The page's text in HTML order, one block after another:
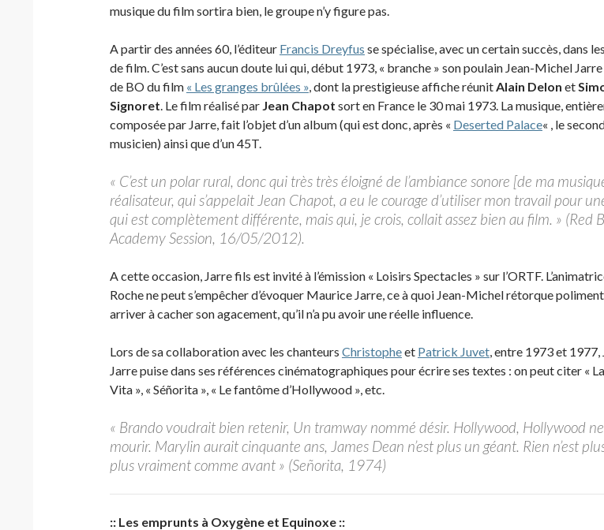
musique du film sortira bien, le groupe n’y figure pas.
A partir des années 60, l’éditeur Francis Dreyfus se spécialise, avec un certain succès, dans
de film. C’est sans aucun doute lui qui, début 1973, « branche » son poulain Jean-Michel
de BO du film « Les granges brûlées », dont la prestigieuse affiche réunitAlain Delon et
Signoret. Le film réalisé par Jean Chapot sort en France le 30 mai 1973. La musique,
composée par Jarre, fait l’objet d’un album (qui est donc, après « Deserted Palace« , le
musicien) ainsi que d’un 45T.
« C’est un polar rural, donc qui très très éloigné de l’ambiance sonore [de ma
réalisateur, qui s’appelait Jean Chapot, a eu le courage d’utiliser mon travail pour
qui est complètement différente, mais qui, je crois, collait assez bien au film. » (Red
Academy Session, 16/05/2012).
A cette occasion, Jarre fils est invité à l’émission « Loisirs Spectacles » sur l’ORTF.
Roche ne peut s’empêcher d’évoquer Maurice Jarre, ce à quoi Jean-Michel rétorque
arriver à cacher son agacement, qu’il n’a pu avoir une réelle influence.
Lors de sa collaboration avec les chanteurs Christopheet Patrick Juvet, entre 1973 et
Jarre puise dans ses références cinématographiques pour écrire ses textes : on peut citer «
Vita », « Séñorita », « Le fantôme d’Hollywood », etc.
« Brando voudrait bien retenir, Un tramway nommé désir. Hollywood, Hollywood
mourir. Marylin aurait cinquante ans, James Dean n’est plus un géant. Rien n’est
plus vraiment comme avant » (Señorita, 1974)
:: Les emprunts à Oxygène et Equinoxe ::